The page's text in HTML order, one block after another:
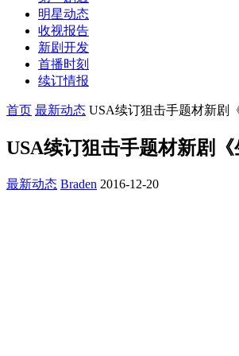
明星动态
收视报告
新剧开发
首播时刻
续订情报
首页 最新动态 USA续订狙击手题材新剧
USA续订狙击手题材新剧
最新动态 Braden 2016-12-20